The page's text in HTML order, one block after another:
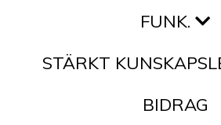
FUNK.
STÄRKT
BIDRAG